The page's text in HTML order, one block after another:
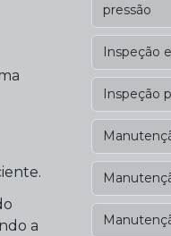
a
pressão
Inspeção
Inspeção